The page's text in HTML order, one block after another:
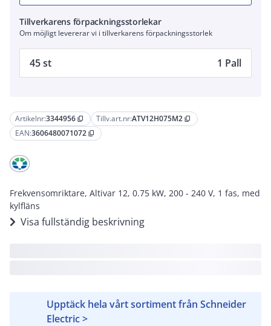
Artikelnr:3344956 content_copy Tillv.art.nr:ATV12H075M2 content_copy
EAN:3606480071072 content_copy
Frekvensomriktare, Altivar 12, 0.75 kW, 200 - 240 V, 1 fas, med
kylfläns
Visa fullständig beskrivning
Upptäck hela vårt sortiment från Schneider
Electric >
Tillverkarens förpackningsstorlekar
Om möjligt levererar vi i tillverkarens förpackningsstorlek
45 st 1 Pall